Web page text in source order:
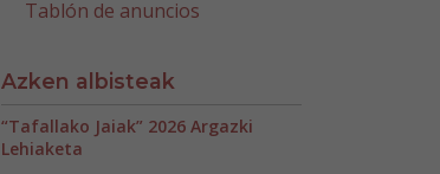
Tablón de anuncios
Azken albisteak
“Tafallako Jaiak” 2026 Argazki
Lehiaketa